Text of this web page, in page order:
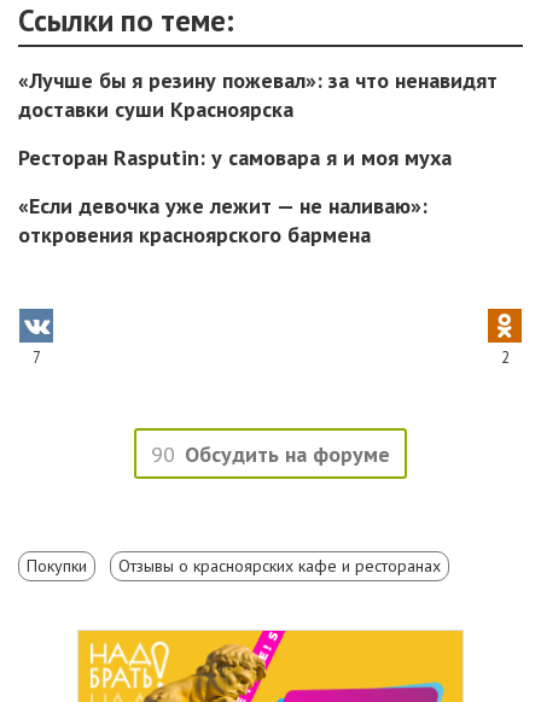
Ссылки по теме:
«Лучше бы я резину пожевал»: за что ненавидят
доставки суши Красноярска
Ресторан Rasputin: у самовара я и моя муха
«Если девочка уже лежит — не наливаю»:
откровения красноярского бармена
7 2
90 Обсудить на форуме
Покупки Отзывы о красноярских кафе и ресторанах